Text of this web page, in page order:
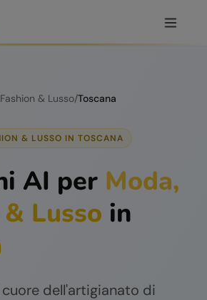
& Lusso/Toscana
& LUSSO IN TOSCANA
AI per Moda,
Lusso in
cuore dell'artigianato di